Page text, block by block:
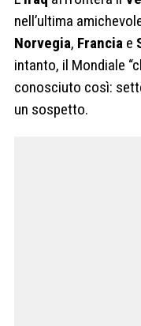
nell’ultima
Norvegia, Francia e
intanto, il Mondiale
conosciuto così:
un sospetto.